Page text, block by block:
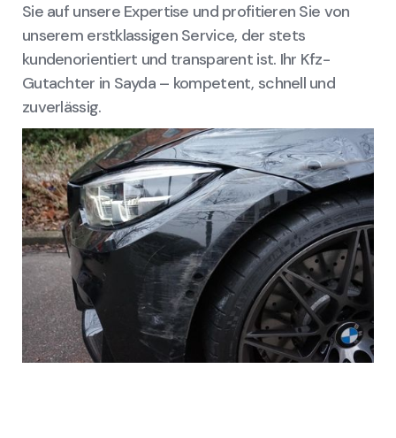
Sie auf unsere Expertise und profitieren Sie von
unserem erstklassigen Service, der stets
kundenorientiert und transparent ist. Ihr Kfz-
Gutachter in Sayda – kompetent, schnell und
zuverlässig.